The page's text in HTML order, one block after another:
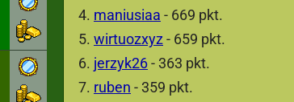
maniusiaa - 669 pkt.
wirtuozxyz - 659 pkt.
jerzyk26- 363 pkt.
ruben - 359 pkt.